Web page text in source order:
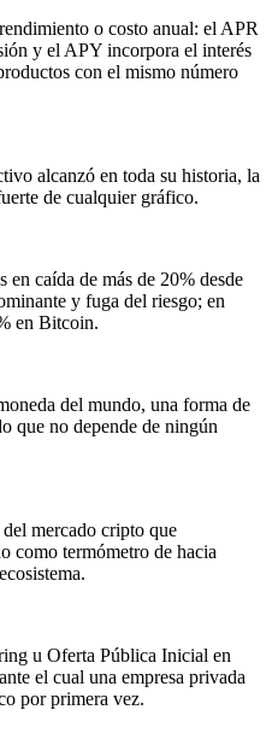
o costo anual: el APR
y el APY incorpora el interés
con el mismo número
alcanzó en toda su historia, la
de cualquier gráfico.
en caída de más de 20% desde
y fuga del riesgo; en
en Bitcoin.
del mundo, una forma de
que no depende de ningún
mercado cripto que
como termómetro de hacia
u Oferta Pública Inicial en
el cual una empresa privada
por primera vez.